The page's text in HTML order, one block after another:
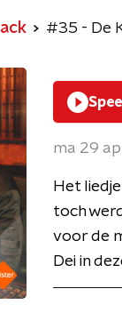
#35 - De
ma 29
Het
toch
voor de
Dei in